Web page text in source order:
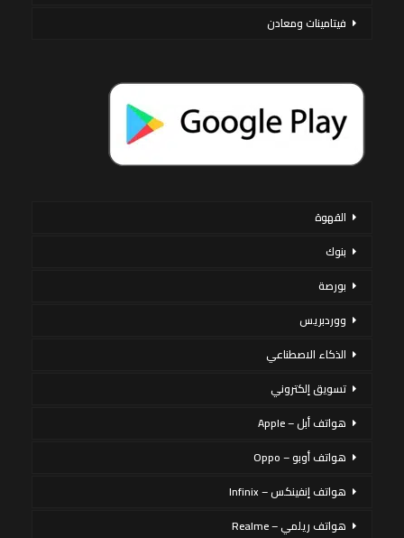
فيتامينات ومعادن
القهوة
بنوك
بورصة
ووردبريس
الذكاء الاصطناعي
تسويق إلكتروني
هواتف أبل – Apple
هواتف أوبو – Oppo
هواتف إنفينكس – Infinix
هواتف ريلمي – Realme